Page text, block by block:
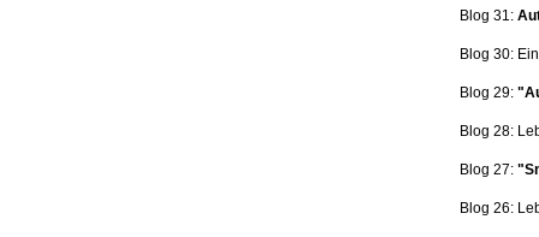
Blog 31:
Blog 30: Ein
Blog 29:
Blog 28:
Blog 27:
Blog 26: